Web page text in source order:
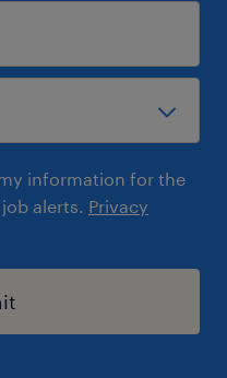
information for the
alerts. Privacy